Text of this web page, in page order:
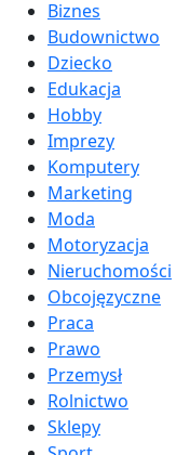
Biznes
Budownictwo
Dziecko
Edukacja
Hobby
Imprezy
Komputery
Marketing
Moda
Motoryzacja
Nieruchomości
Obcojęzyczne
Praca
Prawo
Przemysł
Rolnictwo
Sklepy